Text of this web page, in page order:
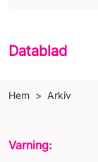
Datablad
Hem Arkiv
Varning: